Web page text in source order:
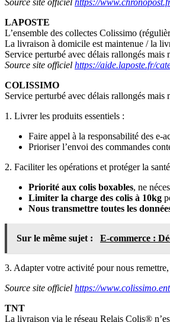
Source site officiel https://
LAPOSTE
L’ensemble des collectes Colissimo
La livraison à domicile est maintenue / la
Service perturbé avec délais rallongés mais
Source site officiel https://aide.laposte.fr/
COLISSIMO
Service perturbé avec délais rallongés mais
1. Livrer les produits essentiels :
Faire appel à la responsabilité des e-
Prioriser l’envoi des commandes
2. Faciliter les opérations et protéger la
Priorité aux colis boxables, ne
Limiter la charge des colis à 10kg
Nous transmettre toutes les
Sur le même sujet : E-commerce :
3. Adapter votre activité pour nous
Source site officiel https://
TNT
La livraison via le réseau Relais Colis®